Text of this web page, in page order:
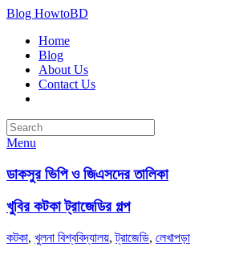
Blog HowtoBD
Home
Blog
About Us
Contact Us
Menu
ডাকসুর ভিপি ও জিএসদের তালিকা
খুবির কটকা ট্রাজেডির গল্প
কটকা, খুলনা বিশ্ববিদ্যালয়,ট্রাজেডি, লেখাপড়া